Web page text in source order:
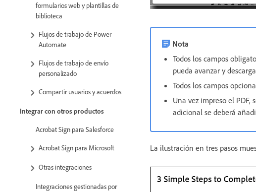
formularios web y plantillas de
biblioteca
Flujos de trabajo de Power
Automate
Flujos de trabajo de envío
personalizado
Compartir usuarios y acuerdos
Integrar con otros productos
Acrobat Sign para Salesforce
Acrobat Sign para Microsoft
Otras integraciones
Integraciones gestionadas por
Nota
Todos los campos
pueda avanzar y
Todos los campos
Una vez impreso el
adicional se deberá
La ilustración en tres pasos